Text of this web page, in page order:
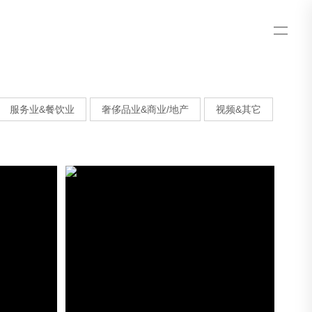
服务业&餐饮业 奢侈品业&商业/地产 视频&其它